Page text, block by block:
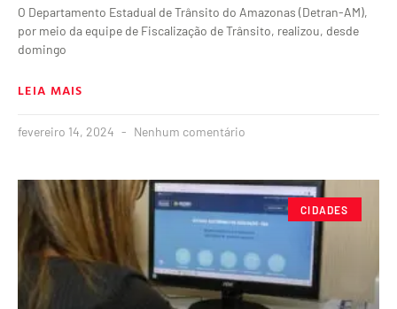
O Departamento Estadual de Trânsito do Amazonas (Detran-AM),
por meio da equipe de Fiscalização de Trânsito, realizou, desde
domingo
LEIA MAIS
fevereiro 14, 2024 Nenhum comentário
CIDADES